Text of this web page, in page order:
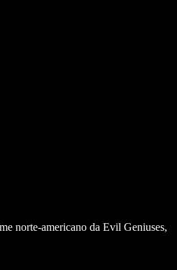
norte-americano da Evil Geniuses,